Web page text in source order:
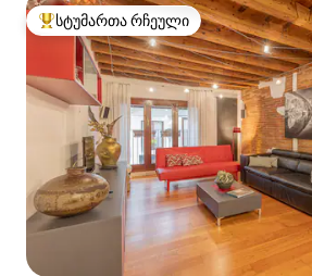
სტუმართა რჩეული მოწინავე ვარიანტი
სტუმართა რჩეული